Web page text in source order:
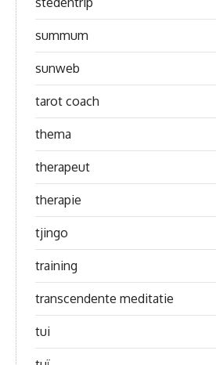
summum
sunweb
tarot coach
thema
therapeut
therapie
tjingo
training
transcendente meditatie
tui